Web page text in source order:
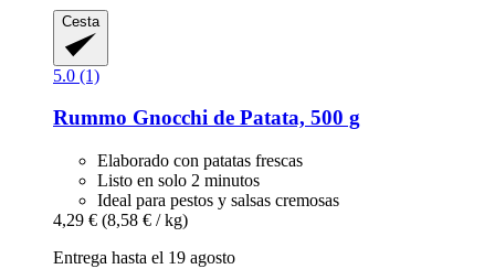
Cesta
5.0 (1)
Rummo Gnocchi de Patata, 500 g
Elaborado con patatas frescas
Listo en solo 2 minutos
Ideal para pestos y salsas cremosas
4,29 € (8,58 € / kg)
Entrega hasta el 19 agosto